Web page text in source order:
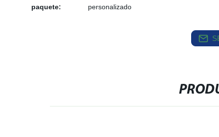
paquete:
personalizado